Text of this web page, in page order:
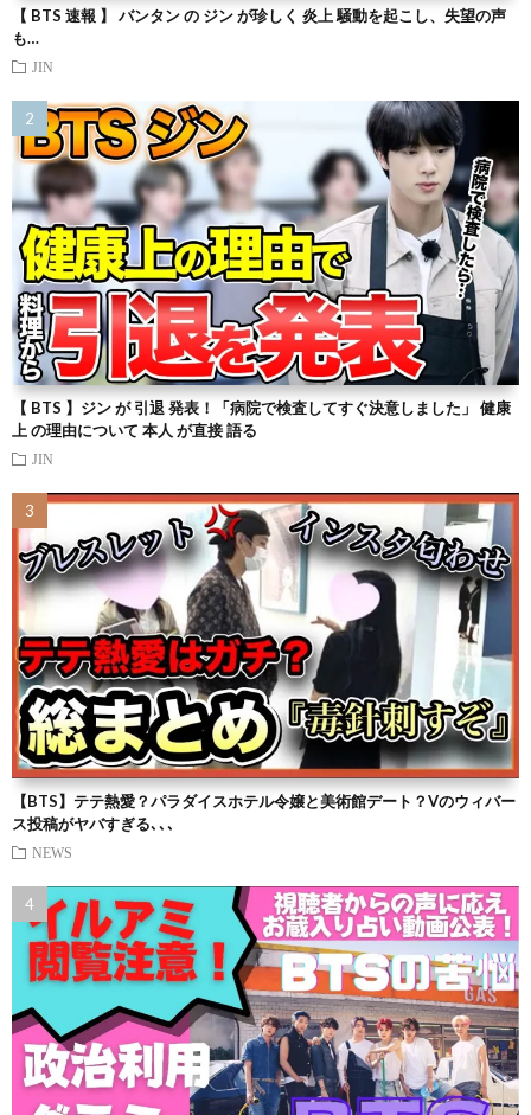
【 BTS 速報 】 バンタン の ジン が珍しく 炎上 騒動を起こし、失望の声
も…
JIN
【 BTS 】ジン が 引退 発表！「病院で検査してすぐ決意しました」 健康
上 の理由について 本人 が直接 語る
JIN
【BTS】テテ熱愛？パラダイスホテル令嬢と美術館デート？Vのウィバー
ス投稿がヤバすぎる､､､
NEWS